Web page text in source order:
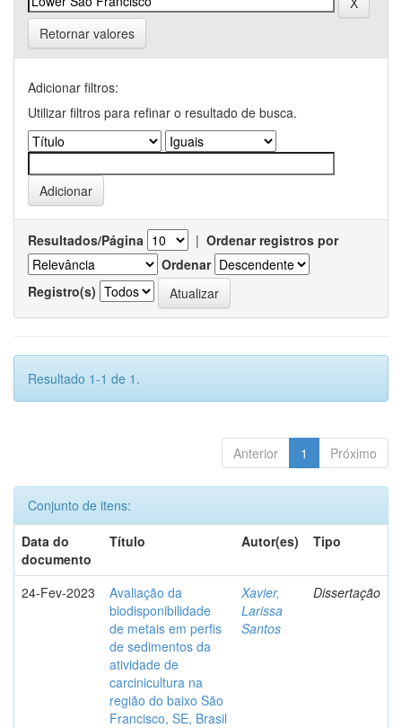
Retornar valores
Adicionar filtros:
Utilizar filtros para refinar o resultado de busca.
Resultados/Página | Ordenar registros por
Ordenar
Registro(s)
Resultado 1-1 de 1.
Anterior 1 Próximo
Conjunto de itens:
Data do
documento
Título Autor(es) Tipo
24-Fev-2023
Avaliação da
biodisponibilidade
de metais em perfis
de sedimentos da
atividade de
carcinicultura na
região do baixo São
Francisco, SE, Brasil
Xavier,
Larissa
Santos
Dissertação